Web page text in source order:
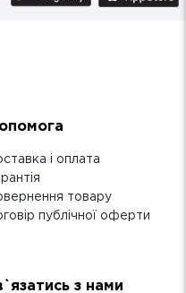
і оплата
товару
публічної оферти
з нами